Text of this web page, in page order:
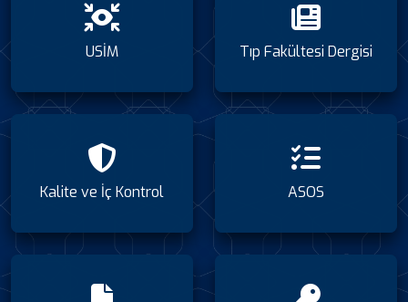
USİM Tıp Fakültesi Dergisi
Kalite ve İç Kontrol ASOS